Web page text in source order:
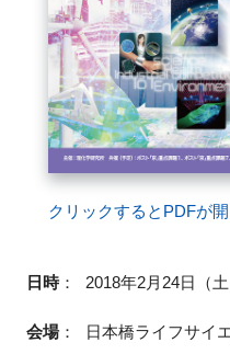
クリックするとPDFが
日時： 2018年2月24日（
会場：
日本橋ライフサイ